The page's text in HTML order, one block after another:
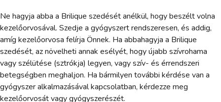
Ne hagyja abba a Brilique szedését anélkül, hogy beszélt volna
kezelőorvosával. Szedje a gyógyszert rendszeresen, és addig,
amíg kezelőorvosa felírja Önnek. Ha abbahagyja a Brilique
szedését, az növelheti annak esélyét, hogy újabb szívrohama
vagy szélütése (sztrókja) legyen, vagy szív- és érrendszeri
betegségben meghaljon. Ha bármilyen további kérdése van a
gyógyszer alkalmazásával kapcsolatban, kérdezze meg
kezelőorvosát vagy gyógyszerészét.